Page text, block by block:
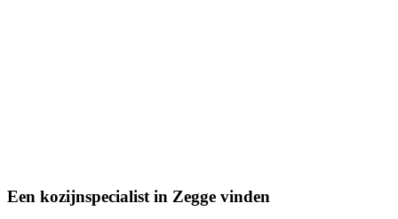
Een kozijnspecialist in Zegge vinden